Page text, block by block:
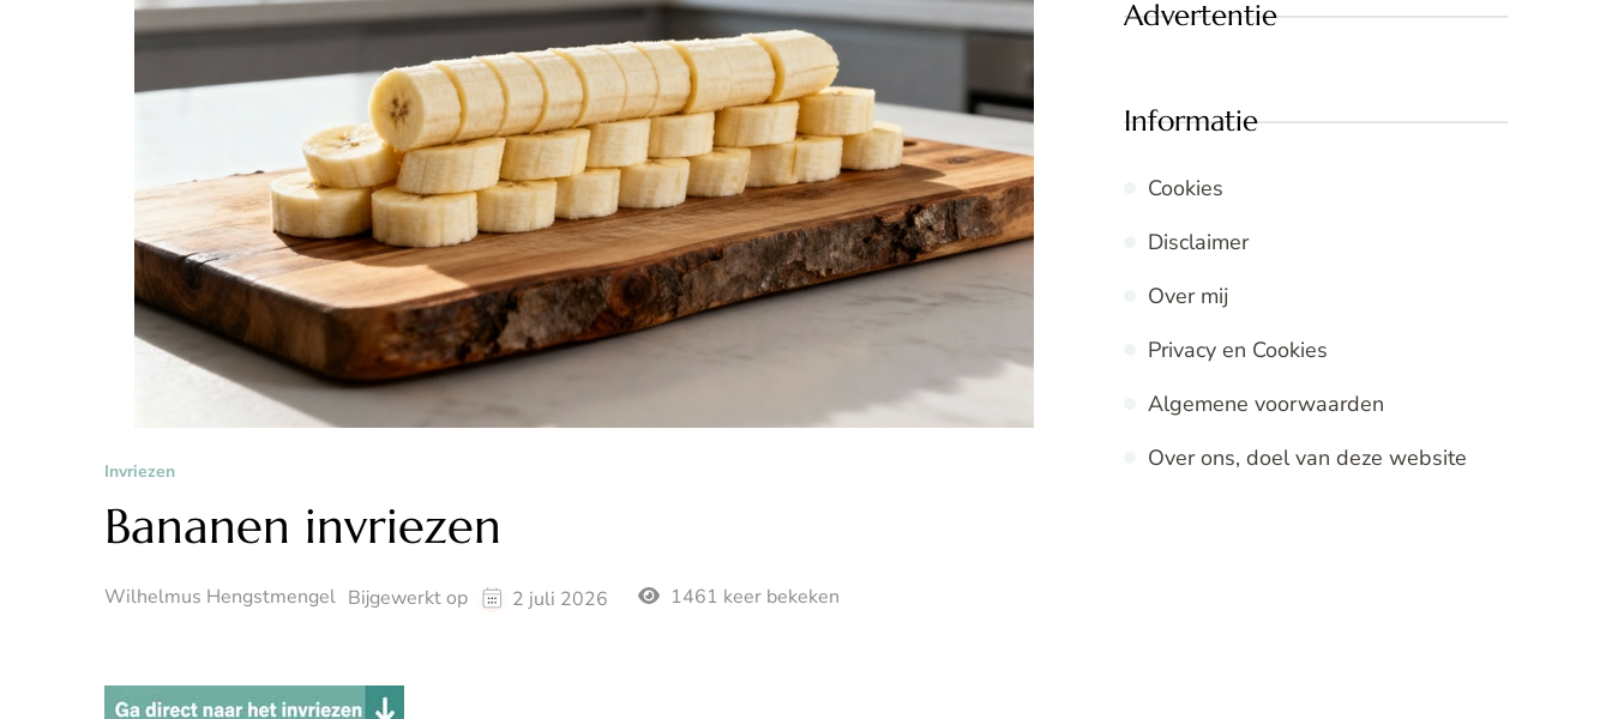
Invriezen
Bananen invriezen
Wilhelmus Hengstmengel Bijgewerkt op 2 juli 2026 1461 keer bekeken
Advertentie
Informatie
Cookies
Disclaimer
Over mij
Privacy en Cookies
Algemene voorwaarden
Over ons, doel van deze website